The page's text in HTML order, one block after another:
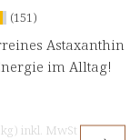
(151)
Astaxanthin
im Alltag!
) inkl. MwSt